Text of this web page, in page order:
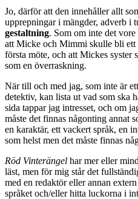
Jo, därför att den innehåller allt
upprepningar i mängder, adverb i
gestaltning. Som om inte det
att Micke och Mimmi skulle bli ett
första möte, och att Mickes syster
som en överraskning.
När till och med jag, som inte är
detektiv, kan lista ut vad som ska
sida tappar jag intresset, och om
måste det finnas någonting annat
en karaktär, ett vackert språk, en
som helst men det måste finnas
Röd Vinterängel har mer eller
läst, men för mig står det
med en redaktör eller annan
språket och/eller hitta luckorna i